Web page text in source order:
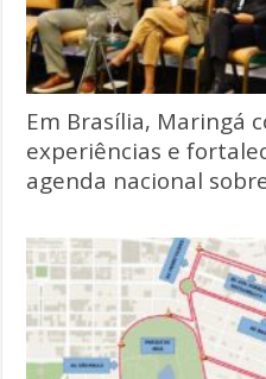
Em Brasília, Maringá
experiências e
agenda nacional